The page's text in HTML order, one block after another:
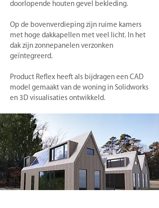
doorlopende houten gevel bekleding.
Op de bovenverdieping zijn ruime kamers
met hoge dakkapellen met veel licht. In het
dak zijn zonnepanelen verzonken
geïntegreerd.
Product Reflex heeft als bijdragen een CAD
model gemaakt van de woning in Solidworks
en 3D visualisaties ontwikkeld.